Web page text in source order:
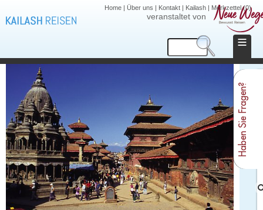
veranstaltet von
Home | Über uns | Kontakt | Kailash | Merkzettel (0)
≡
Haben Sie Fragen?